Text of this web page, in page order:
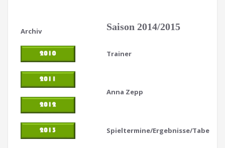
Saison 2014/2015
Archiv
Trainer
Anna Zepp
Spieltermine/Ergebnisse/Tabellen